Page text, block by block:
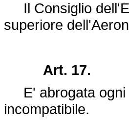
Il Consiglio
superiore
Art. 17.
E' abrogata ogni
incompatibile.